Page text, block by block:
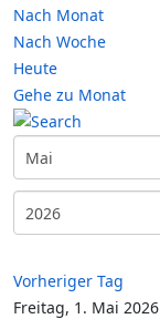
Nach Monat
Nach Woche
Heute
Gehe zu Monat
Vorheriger Tag
Freitag, 1. Mai 2026